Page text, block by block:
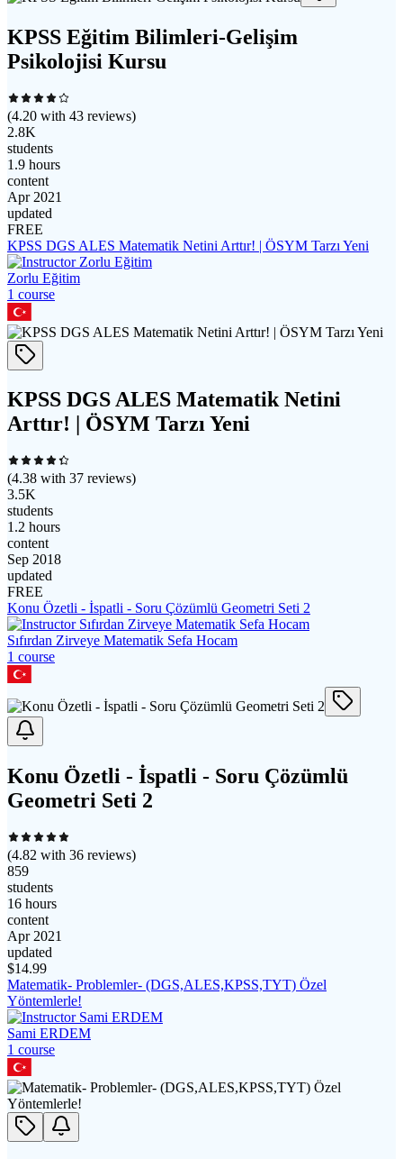
KPSS Eğitim Bilimleri-Gelişim
Psikolojisi Kursu
(4.20 with 43 reviews)
2.8K
students
1.9 hours
content
Apr 2021
updated
FREE
KPSS DGS ALES Matematik Netini Arttır! | ÖSYM Tarzı Yeni
Zorlu Eğitim
1 course
KPSS DGS ALES Matematik Netini
Arttır! | ÖSYM Tarzı Yeni
(4.38 with 37 reviews)
3.5K
students
1.2 hours
content
Sep 2018
updated
FREE
Konu Özetli - İspatli - Soru Çözümlü Geometri Seti 2
Sıfırdan Zirveye Matematik Sefa Hocam
1 course
Konu Özetli - İspatli - Soru Çözümlü
Geometri Seti 2
(4.82 with 36 reviews)
859
students
16 hours
content
Apr 2021
updated
$14.99
Matematik- Problemler- (DGS,ALES,KPSS,TYT) Özel
Yöntemlerle!
Sami ERDEM
1 course